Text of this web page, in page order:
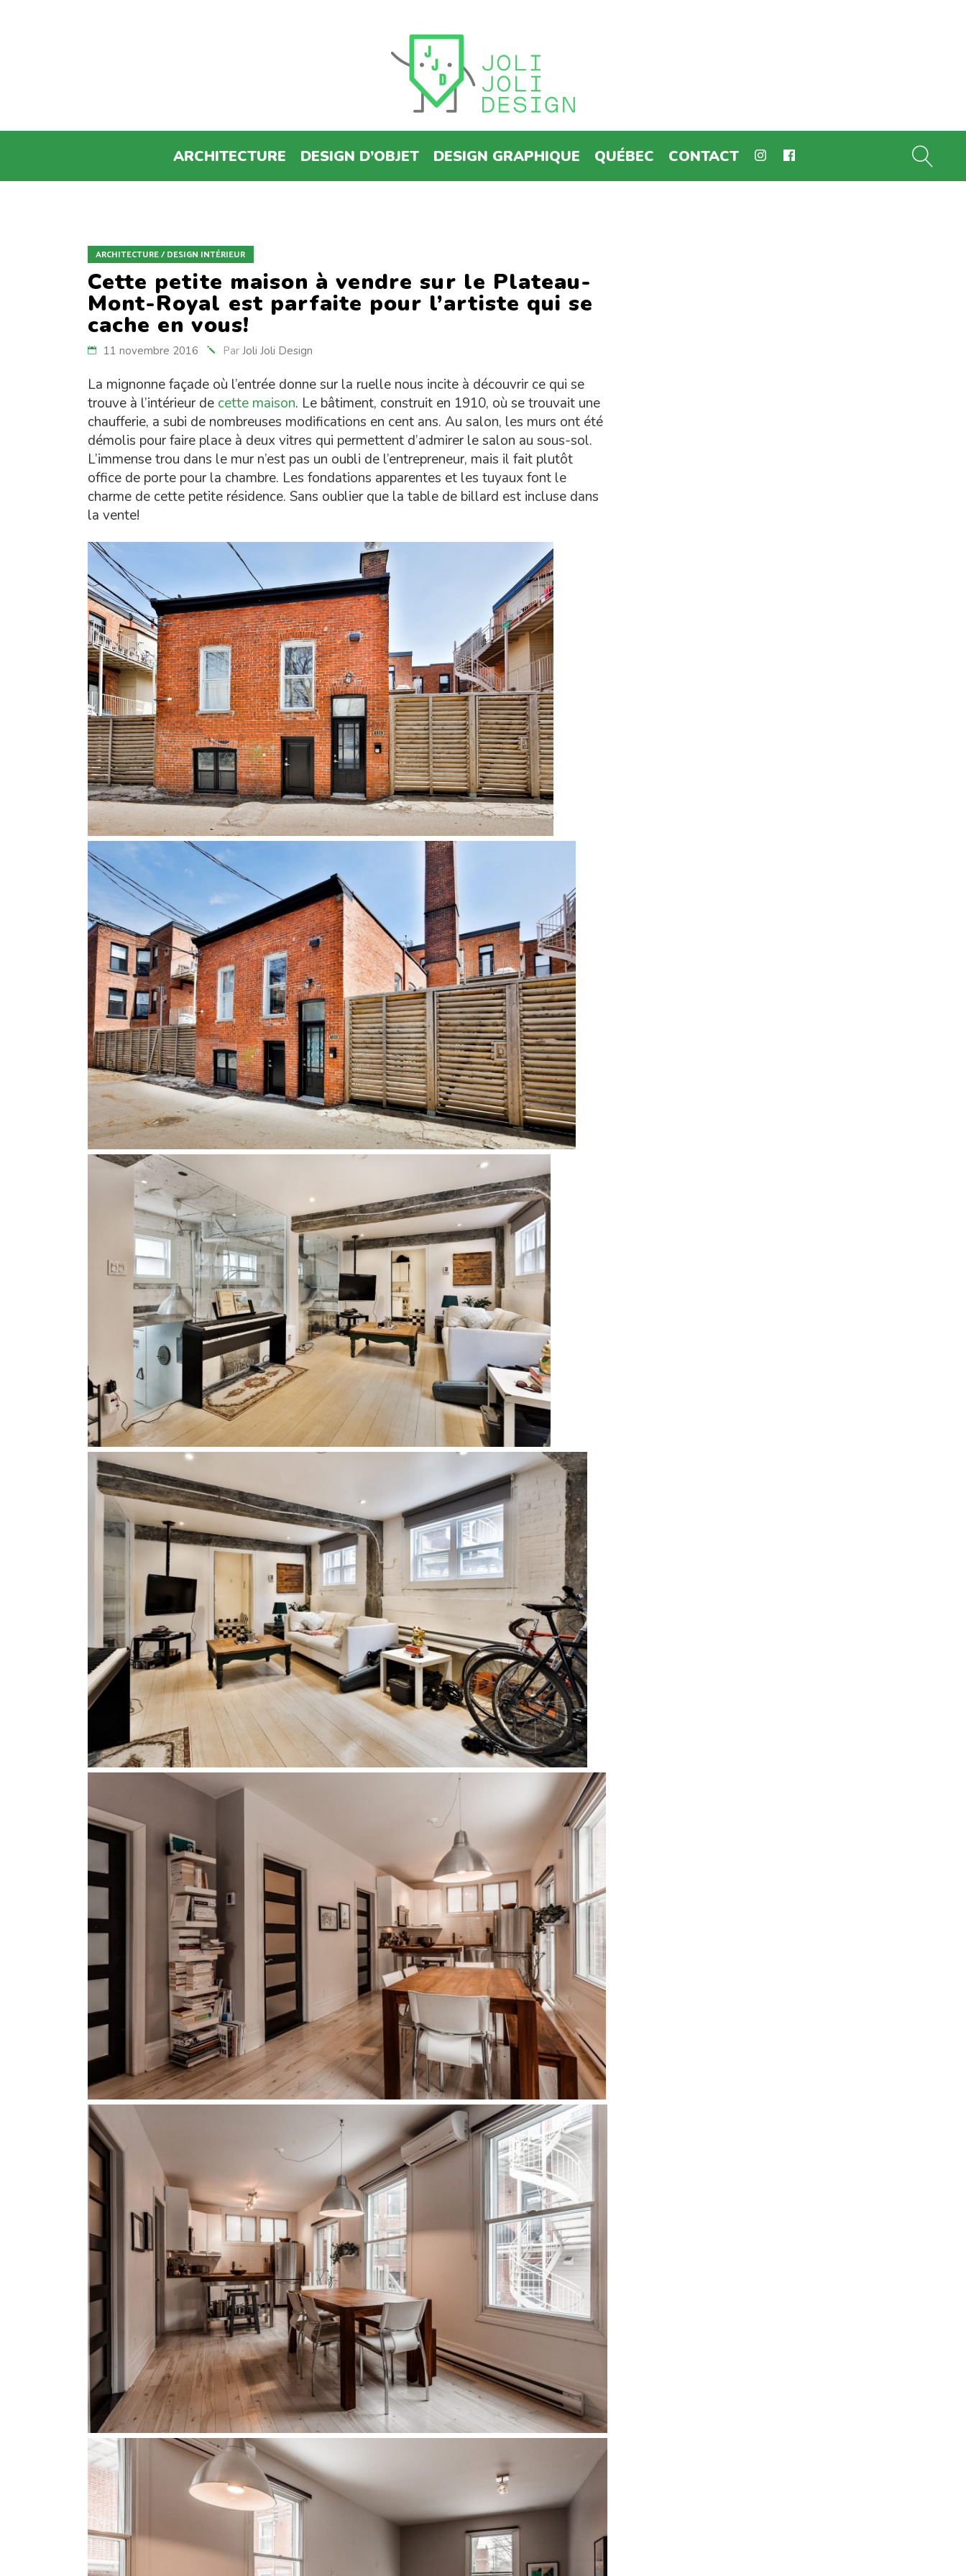
ARCHITECTURE DESIGN D’OBJET DESIGN GRAPHIQUE QUÉBEC CONTACT
ARCHITECTURE / DESIGN INTÉRIEUR
Cette petite maison à vendre sur le Plateau-
Mont-Royal est parfaite pour l’artiste qui se
cache en vous!
11 novembre 2016 Par Joli Joli Design
La mignonne façade où l’entrée donne sur la ruelle nous incite à découvrir ce qui se
trouve à l’intérieur de cette maison. Le bâtiment, construit en 1910, où se trouvait une
chaufferie, a subi de nombreuses modifications en cent ans. Au salon, les murs ont été
démolis pour faire place à deux vitres qui permettent d’admirer le salon au sous-sol.
L’immense trou dans le mur n’est pas un oubli de l’entrepreneur, mais il fait plutôt
office de porte pour la chambre. Les fondations apparentes et les tuyaux font le
charme de cette petite résidence. Sans oublier que la table de billard est incluse dans
la vente!